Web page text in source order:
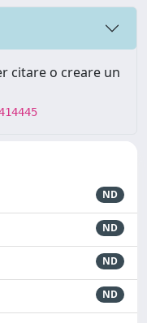
citare o creare un
ND
ND
ND
ND